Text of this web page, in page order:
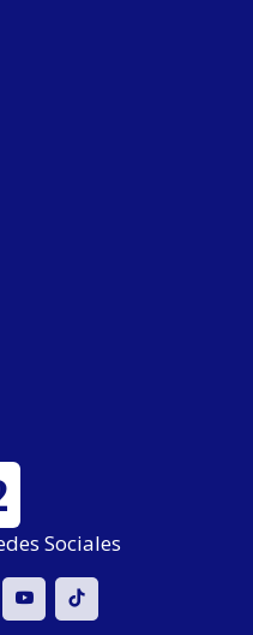
Sociales